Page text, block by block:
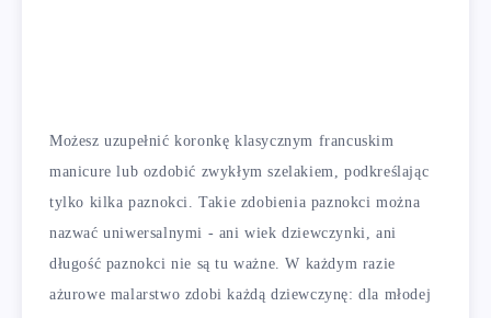
Możesz uzupełnić koronkę klasycznym francuskim
manicure lub ozdobić zwykłym szelakiem, podkreślając
tylko kilka paznokci. Takie zdobienia paznokci można
nazwać uniwersalnymi - ani wiek dziewczynki, ani
długość paznokci nie są tu ważne. W każdym razie
ażurowe malarstwo zdobi każdą dziewczynę: dla młodej